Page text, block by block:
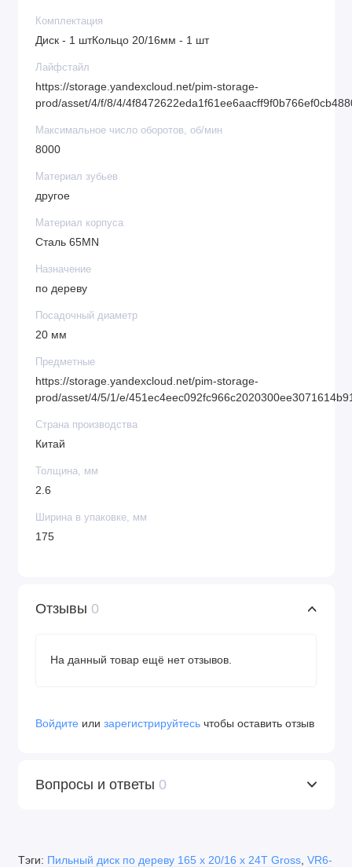
Комплектация
Диск - 1 штКольцо 20/16мм - 1 шт
Лайфстайл
https://storage.yandexcloud.net/pim-storage-
prod/asset/4/f/8/4/
Максимальное число оборотов, об/мин
8000
Материал зубьев
другое
Материал корпуса
Сталь 65MN
Назначение
по дереву
Посадочный диаметр
20 мм
Предметные
https://storage.yandexcloud.net/pim-storage-
prod/asset/4/5/1/e/
Страна производства
Китай
Толщина, мм
2.6
Ширина в упаковке, мм
175
Отзывы 0
На данный товар ещё нет отзывов.
Войдите или зарегистрируйтесь чтобы оставить отзыв
Вопросы и ответы 0
Тэги: Пильный диск по дереву 165 x 20/16 x 24Т Gross, VR6-